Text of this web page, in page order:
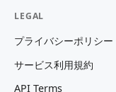
LEGAL
プライバシーポリシー
サービス利用規約
API Terms